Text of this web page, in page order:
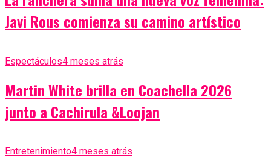
Javi Rous comienza su camino artístico
Espectáculos4 meses atrás
Martin White brilla en Coachella 2026
junto a Cachirula &Loojan
Entretenimiento4 meses atrás